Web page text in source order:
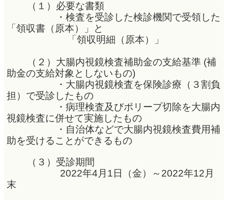
（１）必要な書類
・検査を受診した検診機関で受領した
「領収書（原本）」と
「領収明細（原本）」
（２）大腸内視鏡検査補助金の支給基準 (補
助金の支給対象としないもの)
・大腸内視鏡検査を保険診療（３割負
担）で受診したもの
・病理検査及びポリープ切除を大腸内
視鏡検査に併せて実施したもの
・自治体などで大腸内視鏡検査費用補
助を受けることができるもの
（３）受診期間
2022年4月1日（金）～2022年12月
末